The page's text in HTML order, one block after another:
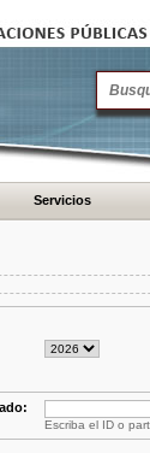
Servicios
Escriba el ID o